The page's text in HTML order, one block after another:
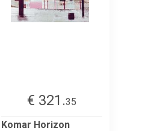
€ 321.35
Komar Horizon